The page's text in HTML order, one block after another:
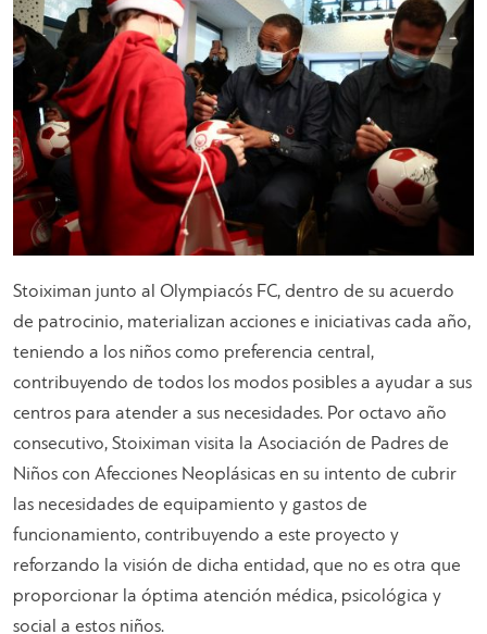
Stoiximan junto al Olympiacós FC, dentro de su acuerdo
de patrocinio, materializan acciones e iniciativas cada año,
teniendo a los niños como preferencia central,
contribuyendo de todos los modos posibles a ayudar a sus
centros para atender a sus necesidades. Por octavo año
consecutivo, Stoiximan visita la Asociación de Padres de
Niños con Afecciones Neoplásicas en su intento de cubrir
las necesidades de equipamiento y gastos de
funcionamiento, contribuyendo a este proyecto y
reforzando la visión de dicha entidad, que no es otra que
proporcionar la óptima atención médica, psicológica y
social a estos niños.